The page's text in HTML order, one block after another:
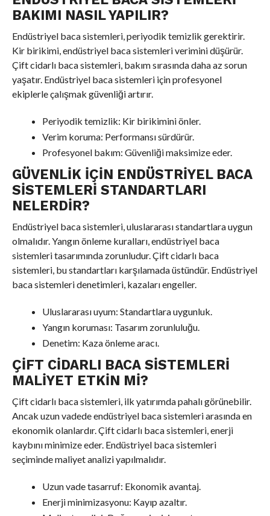
BAKIMI NASIL YAPILIR?
Endüstriyel baca sistemleri, periyodik temizlik gerektirir.
Kir birikimi, endüstriyel baca sistemleri verimini düşürür.
Çift cidarlı baca sistemleri, bakım sırasında daha az sorun
yaşatır. Endüstriyel baca sistemleri için profesyonel
ekiplerle çalışmak güvenliği artırır.
Periyodik temizlik: Kir birikimini önler.
Verim koruma: Performansı sürdürür.
Profesyonel bakım: Güvenliği maksimize eder.
GÜVENLIK İÇIN ENDÜSTRIYEL BACA
SISTEMLERI STANDARTLARI
NELERDIR?
Endüstriyel baca sistemleri, uluslararası standartlara uygun
olmalıdır. Yangın önleme kuralları, endüstriyel baca
sistemleri tasarımında zorunludur. Çift cidarlı baca
sistemleri, bu standartları karşılamada üstündür. Endüstriyel
baca sistemleri denetimleri, kazaları engeller.
Uluslararası uyum: Standartlara uygunluk.
Yangın koruması: Tasarım zorunluluğu.
Denetim: Kaza önleme aracı.
ÇIFT CIDARLI BACA SISTEMLERI
MALIYET ETKIN MI?
Çift cidarlı baca sistemleri, ilk yatırımda pahalı görünebilir.
Ancak uzun vadede endüstriyel baca sistemleri arasında en
ekonomik olanlardır. Çift cidarlı baca sistemleri, enerji
kaybını minimize eder. Endüstriyel baca sistemleri
seçiminde maliyet analizi yapılmalıdır.
Uzun vade tasarruf: Ekonomik avantaj.
Enerji minimizasyonu: Kayıp azaltır.